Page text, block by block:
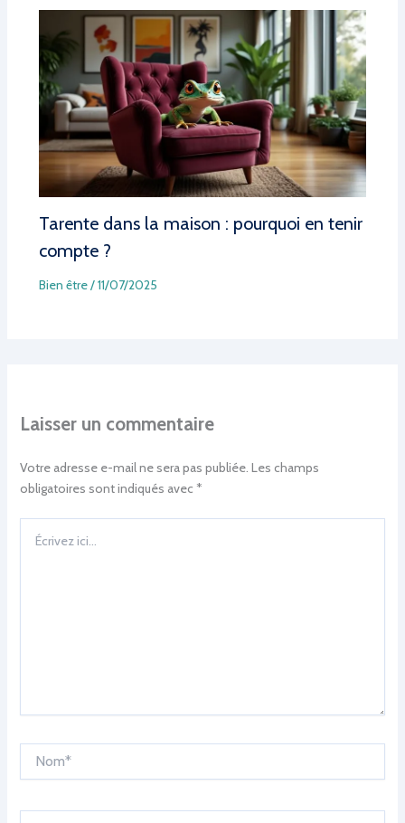
Tarente dans la maison : pourquoi en tenir
compte ?
Bien être/11/07/2025
Laisser un commentaire
Votre adresse e-mail ne sera pas publiée. Les champs
obligatoires sont indiqués avec *
ici…